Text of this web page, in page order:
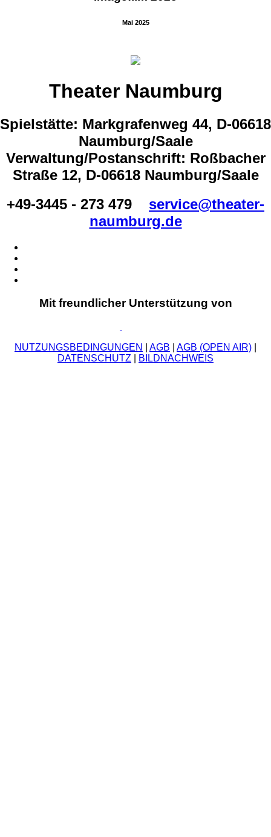
Mai 2025
Theater Naumburg
Spielstätte: Markgrafenweg 44, D-06618
Naumburg/Saale
Verwaltung/Postanschrift: Roßbacher
Straße 12, D-06618 Naumburg/Saale
+49-3445 - 273 479
service@theater-
naumburg.de
Mit freundlicher Unterstützung von
NUTZUNGSBEDINGUNGEN AGB AGB (OPEN AIR)
DATENSCHUTZ
BILDNACHWEIS